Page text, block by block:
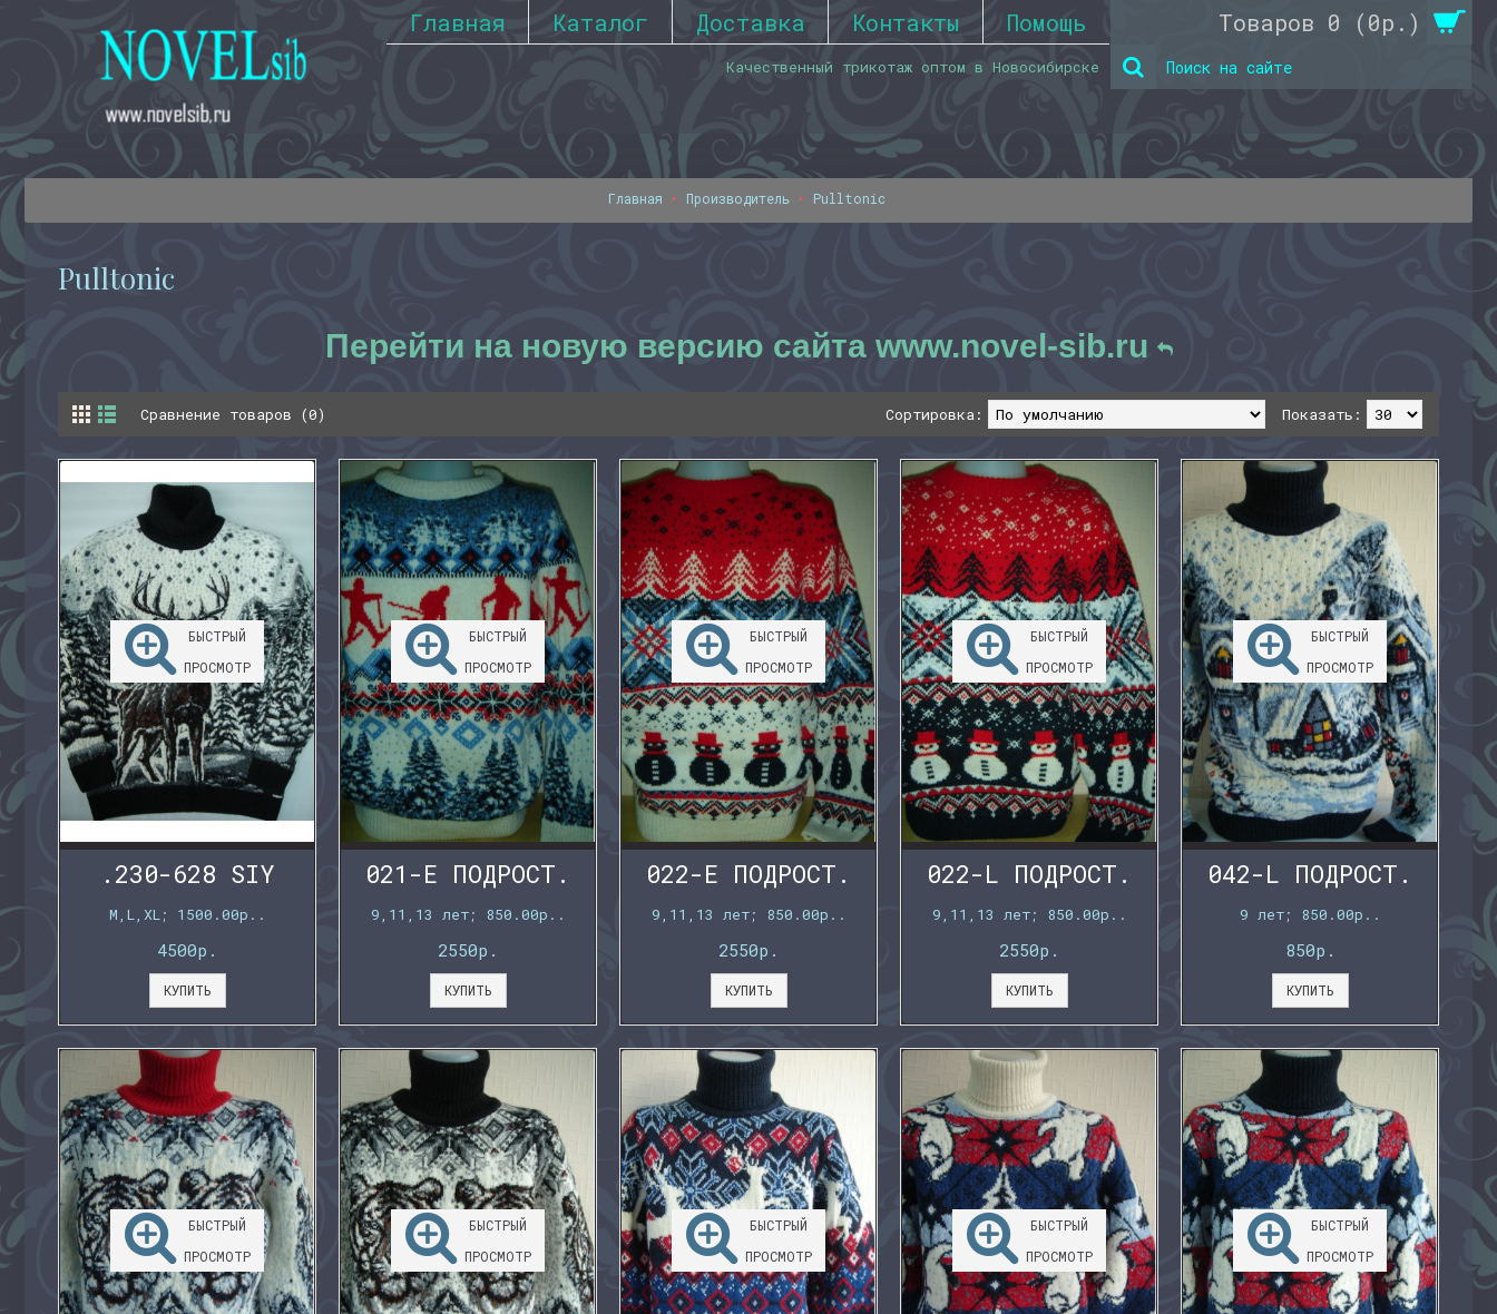
Главная Каталог Доставка Контакты Помощь Товаров 0 (0р.)
Качественный трикотаж оптом в Новосибирске
Главная Производитель Pulltonic
Pulltonic
Перейти на новую версию сайта www.novel-sib.ru
Сравнение товаров (0) Показать:
Сортировка:
БЫСТРЫЙ
ПРОСМОТР
.230-628 SIY
M,L,XL; 1500.00р..
4500р.
КУПИТЬ
БЫСТРЫЙ
ПРОСМОТР
021-E ПОДРОСТ.
9,11,13 лет; 850.00р..
2550р.
КУПИТЬ
БЫСТРЫЙ
ПРОСМОТР
022-E ПОДРОСТ.
9,11,13 лет; 850.00р..
2550р.
КУПИТЬ
БЫСТРЫЙ
ПРОСМОТР
022-L ПОДРОСТ.
9,11,13 лет; 850.00р..
2550р.
КУПИТЬ
БЫСТРЫЙ
ПРОСМОТР
042-L ПОДРОСТ.
9 лет; 850.00р..
850р.
КУПИТЬ
БЫСТРЫЙ
ПРОСМОТР
БЫСТРЫЙ
ПРОСМОТР
БЫСТРЫЙ
ПРОСМОТР
БЫСТРЫЙ
ПРОСМОТР
БЫСТРЫЙ
ПРОСМОТР